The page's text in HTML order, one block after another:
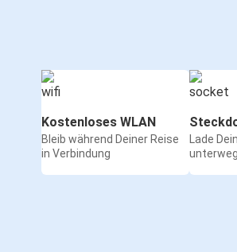
Kostenloses WLAN
Bleib während Deiner Reise
in Verbindung
Lade